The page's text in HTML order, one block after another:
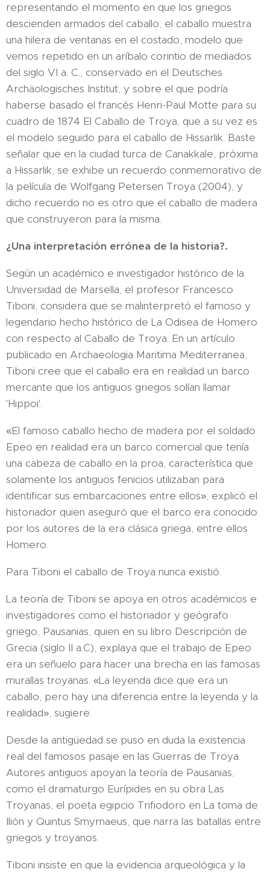
representando el momento en que los griegos
descienden armados del caballo; el caballo muestra
una hilera de ventanas en el costado, modelo que
vemos repetido en un aríbalo corintio de mediados
del siglo VI a. C., conservado en el Deutsches
Archäologisches Institut, y sobre el que podría
haberse basado el francés Henri-Paul Motte para su
cuadro de 1874 El Caballo de Troya, que a su vez es
el modelo seguido para el caballo de Hissarlik. Baste
señalar que en la ciudad turca de Canakkale, próxima
a Hissarlik, se exhibe un recuerdo conmemorativo de
la película de Wolfgang Petersen Troya (2004), y
dicho recuerdo no es otro que el caballo de madera
que construyeron para la misma.
¿Una interpretación errónea de la historia?.
Según un académico e investigador histórico de la
Universidad de Marsella, el profesor Francesco
Tiboni, considera que se malinterpretó el famoso y
legendario hecho histórico de La Odisea de Homero
con respecto al Caballo de Troya. En un artículo
publicado en Archaeologia Maritima Mediterranea,
Tiboni cree que el caballo era en realidad un barco
mercante que los antiguos griegos solían llamar
'Hippoi'.
«El famoso caballo hecho de madera por el soldado
Epeo en realidad era un barco comercial que tenía
una cabeza de caballo en la proa, característica que
solamente los antiguos fenicios utilizaban para
identificar sus embarcaciones entre ellos», explicó el
historiador quien aseguró que el barco era conocido
por los autores de la era clásica griega, entre ellos
Homero.
Para Tiboni el caballo de Troya nunca existió.
La teoría de Tiboni se apoya en otros académicos e
investigadores como el historiador y geógrafo
griego, Pausanias, quien en su libro Descripción de
Grecia (siglo II a.C), explaya que el trabajo de Epeo
era un señuelo para hacer una brecha en las famosas
murallas troyanas. «La leyenda dice que era un
caballo, pero hay una diferencia entre la leyenda y la
realidad», sugiere.
Desde la antigüedad se puso en duda la existencia
real del famosos pasaje en las Guerras de Troya.
Autores antiguos apoyan la teoría de Pausanias,
como el dramaturgo Eurípides en su obra Las
Troyanas, el poeta egipcio Trifiodoro en La toma de
Ilión y Quintus Smyrnaeus, que narra las batallas entre
griegos y troyanos.
Tiboni insiste en que la evidencia arqueológica y la